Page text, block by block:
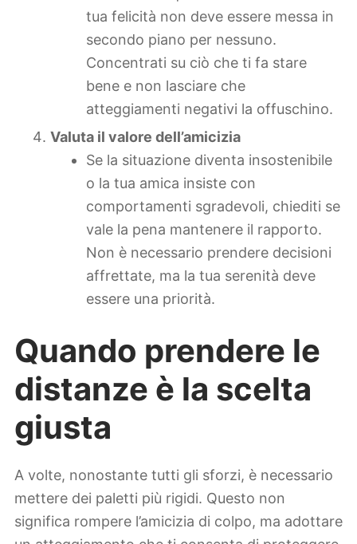
tua felicità non deve essere messa in
secondo piano per nessuno.
Concentrati su ciò che ti fa stare
bene e non lasciare che
atteggiamenti negativi la offuschino.
Valuta il valore dell’amicizia
Se la situazione diventa insostenibile
o la tua amica insiste con
comportamenti sgradevoli, chiediti se
vale la pena mantenere il rapporto.
Non è necessario prendere decisioni
affrettate, ma la tua serenità deve
essere una priorità.
Quando prendere le
distanze è la scelta
giusta
A volte, nonostante tutti gli sforzi, è necessario
mettere dei paletti più rigidi. Questo non
significa rompere l’amicizia di colpo, ma adottare